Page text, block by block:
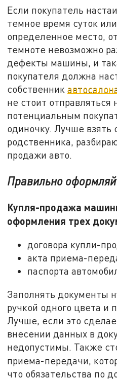
Если покупатель
темное время суток
определенное место,
темноте невозможно
дефекты машины, и
покупателя должна
собственник
не стоит отправляться
потенциальным
одиночку. Лучше взять
родственника,
продажи авто.
Правильно
Купля-продажа
оформления трех
договора купли-
акта приема-
паспорта
Заполнять документы
ручкой одного цвета и
Лучше, если это
внесении данных в
недопустимы. Также
приема-передачи,
что обязательства по